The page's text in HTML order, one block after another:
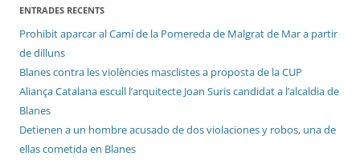
ENTRADES RECENTS
Prohibit aparcar al Camí de la Pomereda de Malgrat de Mar a partir
de dilluns
Blanes contra les violències masclistes a proposta de la CUP
Aliança Catalana escull l’arquitecte Joan Suris candidat a l’alcaldia de
Blanes
Detienen a un hombre acusado de dos violaciones y robos, una de
ellas cometida en Blanes